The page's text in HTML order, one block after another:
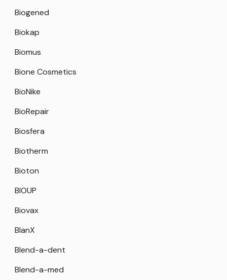
Biogened
Biokap
Biomus
Bione Cosmetics
BioNike
BioRepair
Biosfera
Biotherm
Bioton
BIOUP
Biovax
BlanX
Blend-a-dent
Blend-a-med